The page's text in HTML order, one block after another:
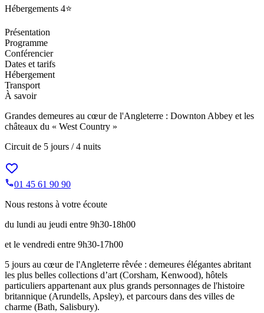
Hébergements 4⭐️
Présentation
Programme
Conférencier
Dates et tarifs
Hébergement
Transport
À savoir
Grandes demeures au cœur de l'Angleterre : Downton Abbey et les
châteaux du « West Country »
Circuit de 5 jours / 4 nuits
01 45 61 90 90
Nous restons à votre écoute
du lundi au jeudi entre 9h30-18h00
et le vendredi entre 9h30-17h00
5 jours au cœur de l'Angleterre rêvée : demeures élégantes abritant
les plus belles collections d’art (Corsham, Kenwood), hôtels
particuliers appartenant aux plus grands personnages de l'histoire
britannique (Arundells, Apsley), et parcours dans des villes de
charme (Bath, Salisbury).